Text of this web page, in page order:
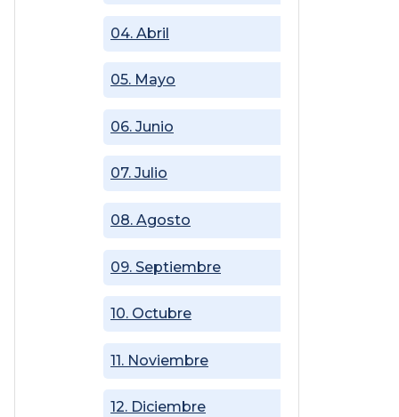
04. Abril
05. Mayo
06. Junio
07. Julio
08. Agosto
09. Septiembre
10. Octubre
11. Noviembre
12. Diciembre